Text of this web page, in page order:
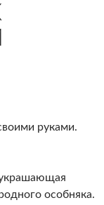
руками.
украшающая
особняка.